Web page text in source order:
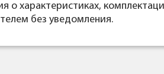
о характеристиках,
без уведомления.